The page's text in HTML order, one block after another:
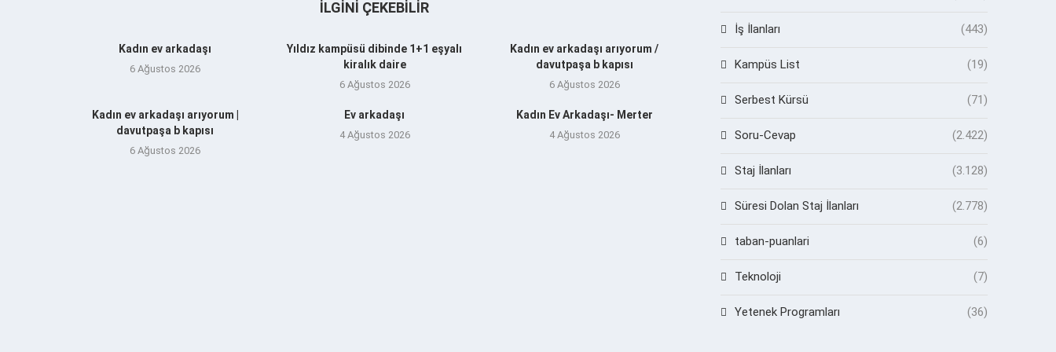
İLGINI ÇEKEBILIR
Kadın ev arkadaşı
6 Ağustos 2026
Yıldız kampüsü dibinde 1+1 eşyalı
kiralık daire
6 Ağustos 2026
Kadın ev arkadaşı arıyorum /
davutpaşa b kapısı
6 Ağustos 2026
Kadın ev arkadaşı arıyorum |
davutpaşa b kapısı
6 Ağustos 2026
Ev arkadaşı
4 Ağustos 2026
Kadın Ev Arkadaşı- Merter
4 Ağustos 2026
İş İlanları (443)
Kampüs List (19)
Serbest Kürsü (71)
Soru-Cevap (2.422)
Staj İlanları (3.128)
Süresi Dolan Staj İlanları (2.778)
taban-puanlari (6)
Teknoloji (7)
Yetenek Programları (36)